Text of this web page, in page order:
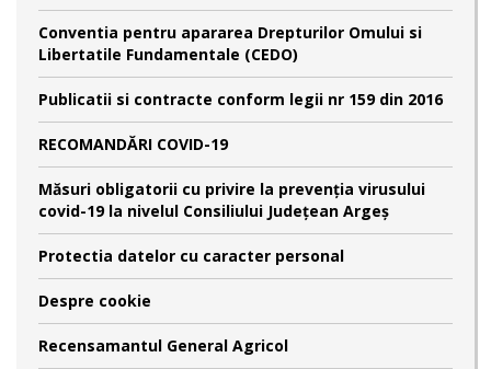
Conventia pentru apararea Drepturilor Omului si
Libertatile Fundamentale (CEDO)
Publicatii si contracte conform legii nr 159 din 2016
RECOMANDĂRI COVID-19
Măsuri obligatorii cu privire la prevenția virusului
covid-19 la nivelul Consiliului Județean Argeș
Protectia datelor cu caracter personal
Despre cookie
Recensamantul General Agricol